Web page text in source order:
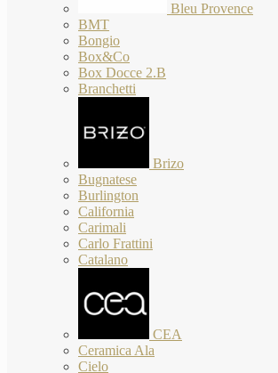
Bleu Provence
BMT
Bongio
Box&Co
Box Docce 2.B
Branchetti
Brizo
Bugnatese
Burlington
California
Carimali
Carlo Frattini
Catalano
CEA
Ceramica Ala
Cielo